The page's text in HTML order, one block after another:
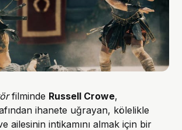
filminde Russell Crowe,
ihanete uğrayan, kölelikle
ailesinin intikamını almak için bir